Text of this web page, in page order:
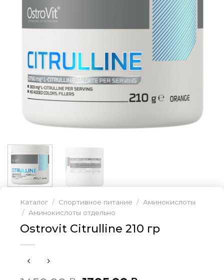
Каталог / Спортивное питание / Аминокислоты
/ Аминокислоты отдельно
Ostrovit Citrulline 210 гр